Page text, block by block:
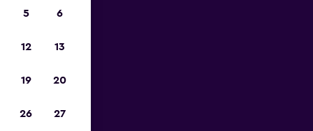
5 6
12 13
19 20
26 27